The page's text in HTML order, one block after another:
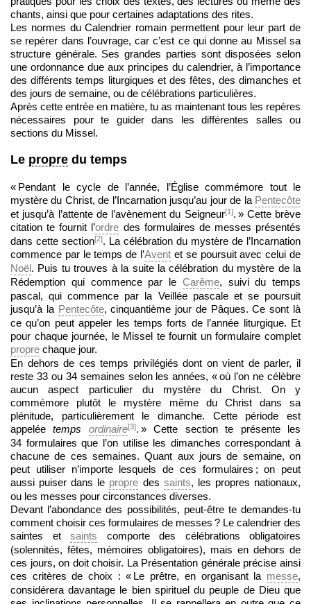
chants, ainsi que pour certaines adaptations des rites.
Les normes du Calendrier romain permettent pour leur part de
se repérer dans l’ouvrage, car c’est ce qui donne au Missel sa
structure générale. Ses grandes parties sont disposées selon
une ordonnance due aux principes du calendrier, à l’importance
des différents temps liturgiques et des fêtes, des dimanches et
des jours de semaine, ou de célébrations particulières.
Après cette entrée en matière, tu as maintenant tous les repères
nécessaires pour te guider dans les différentes salles ou
sections du Missel.
Le propre du temps
« Pendant le cycle de l’année, l’Église commémore tout le
mystère du Christ, de l’Incarnation jusqu’au jour de la Pentecôte
et jusqu’à l’attente de l’avènement du Seigneur[1]. » Cette brève
citation te fournit l’ordre des formulaires de messes présentés
dans cette section[2]. La célébration du mystère de l’Incarnation
commence par le temps de l’Avent et se poursuit avec celui de
Noël. Puis tu trouves à la suite la célébration du mystère de la
Rédemption qui commence par le Carême, suivi du temps
pascal, qui commence par la Veillée pascale et se poursuit
jusqu’à la Pentecôte, cinquantième jour de Pâques. Ce sont là
ce qu’on peut appeler les temps forts de l’année liturgique. Et
pour chaque journée, le Missel te fournit un formulaire complet
propre chaque jour.
En dehors de ces temps privilégiés dont on vient de parler, il
reste 33 ou 34 semaines selon les années, « où l’on ne célèbre
aucun aspect particulier du mystère du Christ. On y
commémore plutôt le mystère même du Christ dans sa
plénitude, particulièrement le dimanche. Cette période est
appeléetemps ordinaire[3]. » Cette section te présente les
34 formulaires que l’on utilise les dimanches correspondant à
chacune de ces semaines. Quant aux jours de semaine, on
peut utiliser n’importe lesquels de ces formulaires ; on peut
aussi puiser dans le propre des saints, les propres nationaux,
ou les messes pour circonstances diverses.
Devant l’abondance des possibilités, peut-être te demandes-tu
comment choisir ces formulaires de messes ? Le calendrier des
saintes et saints comporte des célébrations obligatoires
(solennités, fêtes, mémoires obligatoires), mais en dehors de
ces jours, on doit choisir. La Présentation générale précise ainsi
ces critères de choix : « Le prêtre, en organisant la messe,
considérera davantage le bien spirituel du peuple de Dieu que